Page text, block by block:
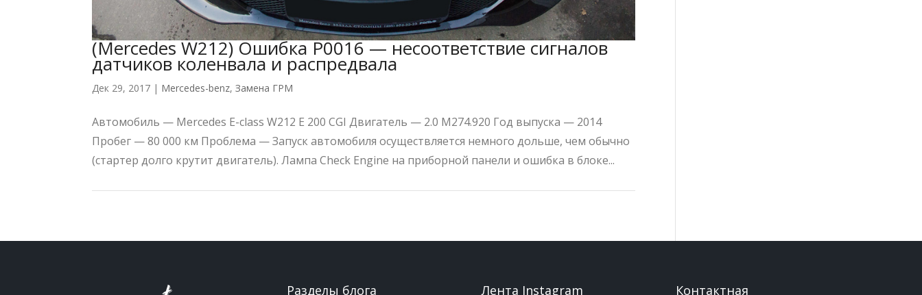
(Mercedes W212) Ошибка P0016 — несоответствие сигналов
датчиков коленвала и распредвала
Дек 29, 2017 | Mercedes-benz,Замена ГРМ
Автомобиль — Mercedes E-class W212 E 200 CGI Двигатель — 2.0 M274.920 Год выпуска — 2014
Пробег — 80 000 км Проблема — Запуск автомобиля осуществляется немного дольше, чем обычно
(стартер долго крутит двигатель). Лампа Check Engine на приборной панели и ошибка в блоке...
Разделы блога Лента Instagram Контактная